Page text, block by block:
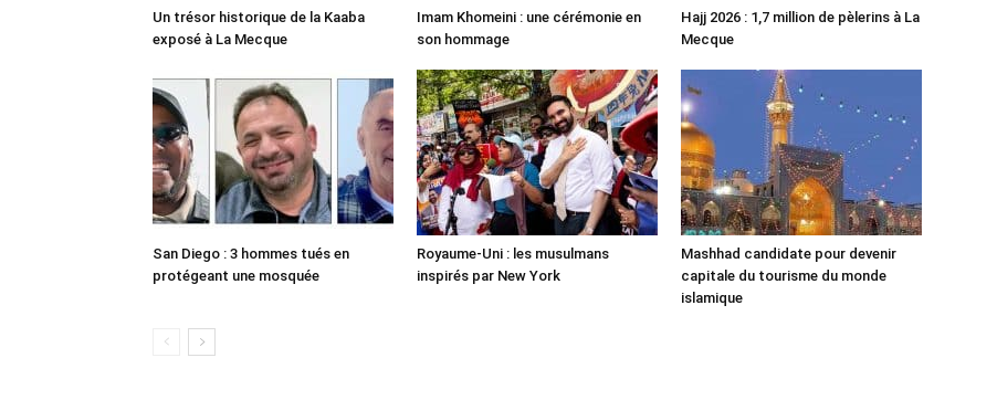
Un trésor historique de la Kaaba
exposé à La Mecque
Imam Khomeini : une cérémonie en
son hommage
Hajj 2026 : 1,7 million de pèlerins à La
Mecque
San Diego : 3 hommes tués en
protégeant une mosquée
Royaume-Uni : les musulmans
inspirés par New York
Mashhad candidate pour devenir
capitale du tourisme du monde
islamique